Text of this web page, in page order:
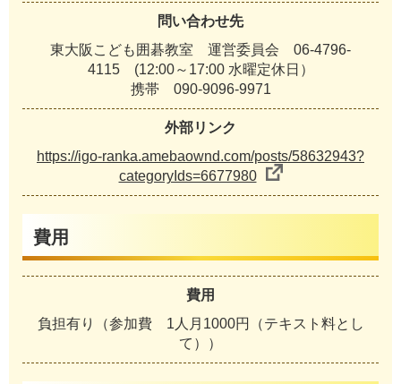
問い合わせ先
東大阪こども囲碁教室 運営委員会 06-4796-
4115 (12:00～17:00 水曜定休日）
携帯 090-9096-9971
外部リンク
https://igo-ranka.amebaownd.com/posts/58632943?
categoryIds=6677980
費用
費用
負担有り（参加費 1人月1000円（テキスト料とし
て））